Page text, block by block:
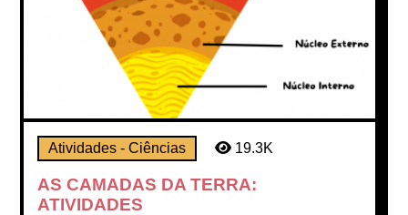
Atividades - Ciências 19.3K
AS CAMADAS DA TERRA:
ATIVIDADES